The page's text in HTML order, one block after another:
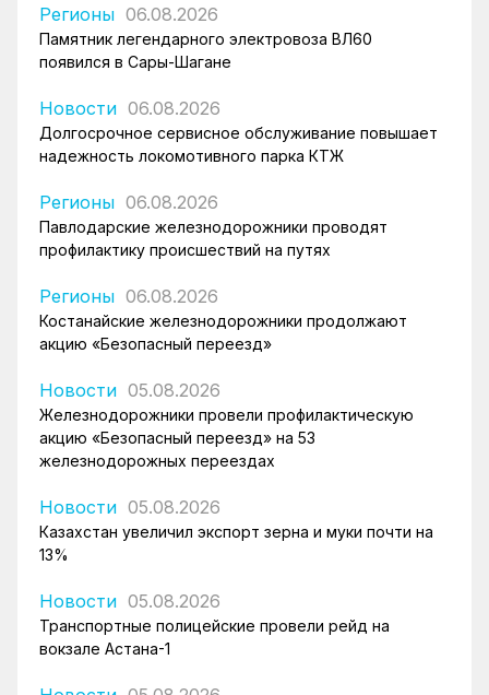
Регионы 06.08.2026
Памятник легендарного электровоза ВЛ60
появился в Сары-Шагане
Новости 06.08.2026
Долгосрочное сервисное обслуживание повышает
надежность локомотивного парка КТЖ
Регионы 06.08.2026
Павлодарские железнодорожники проводят
профилактику происшествий на путях
Регионы 06.08.2026
Костанайские железнодорожники продолжают
акцию «Безопасный переезд»
Новости 05.08.2026
Железнодорожники провели профилактическую
акцию «Безопасный переезд» на 53
железнодорожных переездах
Новости 05.08.2026
Казахстан увеличил экспорт зерна и муки почти на
13%
Новости 05.08.2026
Транспортные полицейские провели рейд на
вокзале Астана-1